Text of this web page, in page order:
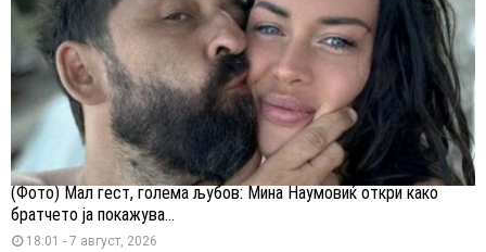
(Фото) Мал гест, голема љубов: Мина Наумовиќ откри како
братчето ја покажува...
18:01 - 7 август, 2026